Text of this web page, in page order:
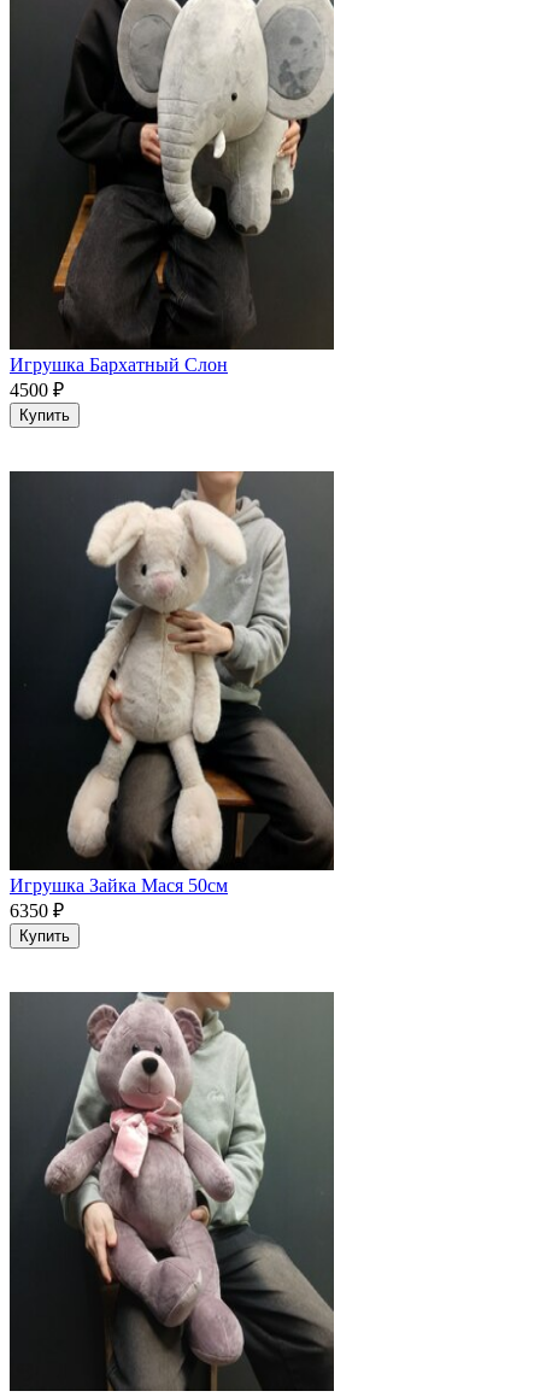
Игрушка Бархатный Слон
4500 ₽
Купить
Игрушка Зайка Мася 50см
6350 ₽
Купить